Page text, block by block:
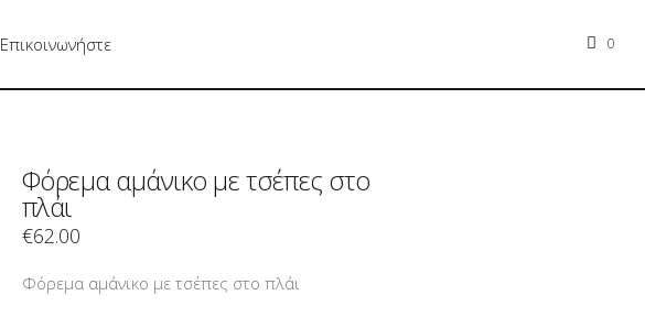
0
Επικοινωνήστε
Φόρεμα αμάνικο με τσέπες στο
πλάι
€62.00
Φόρεμα αμάνικο με τσέπες στο πλάι